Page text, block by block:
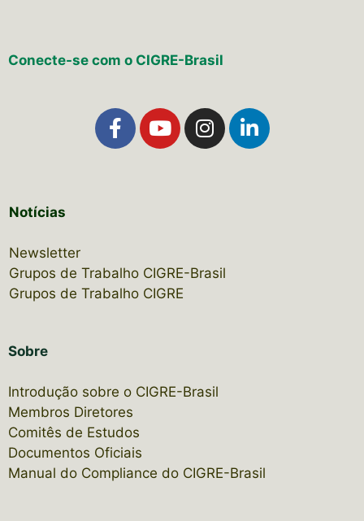
Conecte-se com o CIGRE-Brasil
Notícias
Newsletter
Grupos de Trabalho CIGRE-Brasil
Grupos de Trabalho CIGRE
Sobre
Introdução sobre o CIGRE-Brasil
Membros Diretores
Comitês de Estudos
Documentos Oficiais
Manual do Compliance do CIGRE-Brasil